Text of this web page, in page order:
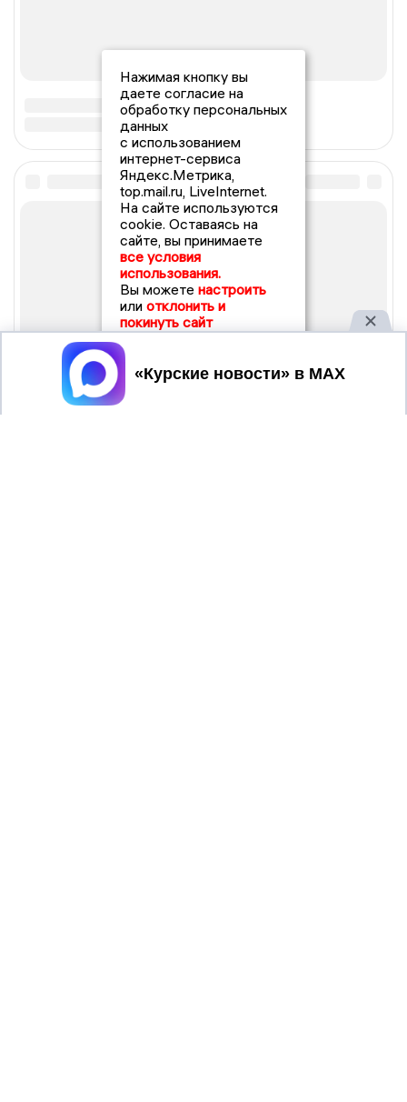
Нажимая кнопку вы
даете согласие на
обработку персональных
данных
с использованием
интернет-сервиса
Яндекс.Метрика,
top.mail.ru, LiveInternet.
На сайте используются
cookie. Оставаясь на
сайте, вы принимаете
все условия
использования.
Вы можете настроить
или отклонить и
покинуть сайт
Принять